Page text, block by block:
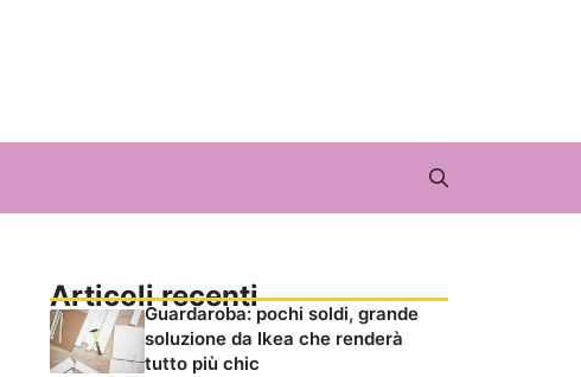
Articoli recenti
Guardaroba: pochi soldi, grande
soluzione da Ikea che renderà
tutto più chic